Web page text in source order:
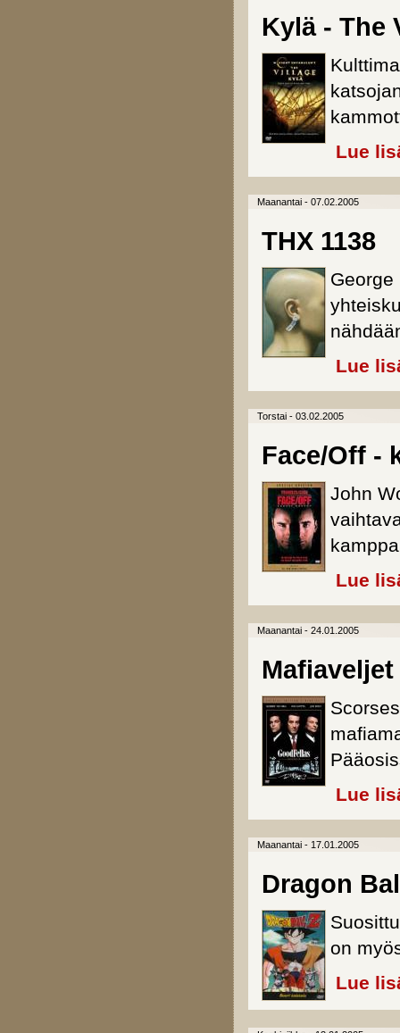
Kylä - The
Lue
Maanantai - 07.02.2005
THX 1138
Lue
Torstai - 03.02.2005
Face/Off -
John
Lue
Maanantai - 24.01.2005
Mafiaveljet
Lue
Maanantai - 17.01.2005
Dragon
on
Lue